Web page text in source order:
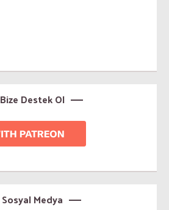
Bize Destek Ol
Sosyal Medya